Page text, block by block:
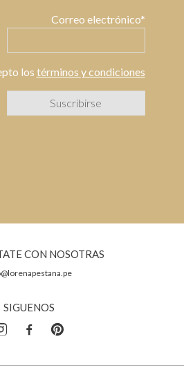
Correo electrónico*
los términos y condiciones
CON NOSOTRAS
SIGUENOS